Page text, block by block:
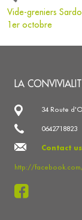
Vide-greniers
1er octobre
LA
34 Route
0642718823
Contact us
http://